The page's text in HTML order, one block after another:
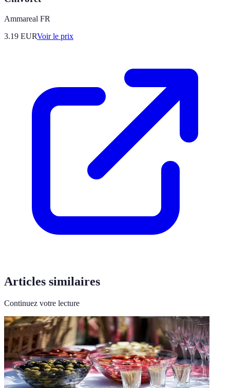
Ammareal FR
3.19 EURVoir le prix
Articles similaires
Continuez votre lecture